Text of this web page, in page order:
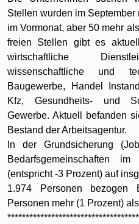
Stellen wurden im
im Vormonat, aber 50 mehr
freien Stellen gibt es
wirtschaftliche
wissenschaftliche und
Baugewerbe, Handel
Kfz, Gesundheits- und
Gewerbe. Aktuell befanden
Bestand der Arbeitsagentur.
In der Grundsicherung
Bedarfsgemeinschaften
(entspricht -3 Prozent) auf
1.974 Personen bezogen
Personen mehr (1 Prozent)